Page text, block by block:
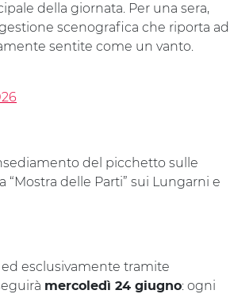
della giornata. Per una sera,
scenografica che riporta ad
sentite come un vanto.
del picchetto sulle
“Mostra delle Parti” sui Lungarni e
ed esclusivamente tramite
mercoledì 24 giugno: ogni